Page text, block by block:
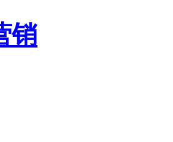
销